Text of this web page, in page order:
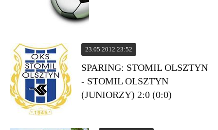
23.05.2012 23:52
SPARING: STOMIL OLSZTYN
- STOMIL OLSZTYN
(JUNIORZY) 2:0 (0:0)